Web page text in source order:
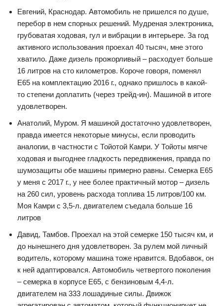
Евгений, Краснодар. Автомобиль не пришелся по душе,
перебор в нем спорных решений. Мудреная электроника,
грубоватая ходовая, гул и вибрации в интерьере. За год
активного использования проехал 40 тысяч, мне этого
хватило. Даже дизель прожорливый – расходует больше
16 литров на сто километров. Короче говоря, поменял
Е65 на комплектацию 2016 г., однако пришлось в какой-
то степени доплатить (через трейд-ин). Машиной в итоге
удовлетворен.
Анатолий, Муром. Я машиной достаточно удовлетворен,
правда имеется некоторые минусы, если проводить
аналогии, в частности с Тойотой Камри. У Тойоты мягче
ходовая и выгоднее гладкость передвижения, правда по
шумозащиты обе машины примерно равны. Семерка Е65
у меня с 2017 г., у нее более практичный мотор – дизель
на 260 сил, уровень расхода топлива 15 литров/100 км.
Моя Камри с 3,5-л. двигателем съедала больше 16
литров
Давид, Тамбов. Проехал на этой семерке 150 тысяч км, и
до нынешнего дня удовлетворен. За рулем мой личный
водитель, которому машина тоже нравится. Вдобавок, он
к ней адаптировался. Автомобиль четвертого поколения
– семерка в корпусе Е65, с бензиновым 4,4-л.
двигателем на 333 лошадиные силы. Движок